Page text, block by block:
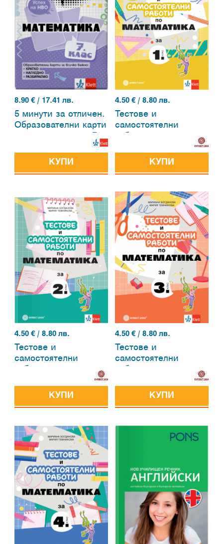
8.90 € / 17.41 лв.
5 минути за отличен.
Образователни карти
КУПИ
4.50€ / 8.80 лв.
Тестове и
самостоятелни
математика за 1. клас
КУПИ
4.50 € / 8.80 лв.
Тестове и
самостоятелни
КУПИ
4.50€ / 8.80 лв.
Тестове и
самостоятелни
КУПИ